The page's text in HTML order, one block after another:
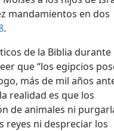
mandamientos en dos
.
de la Biblia durante
que “los egipcios
más de mil años
realidad es que los
de animales ni
reyes ni despreciar los